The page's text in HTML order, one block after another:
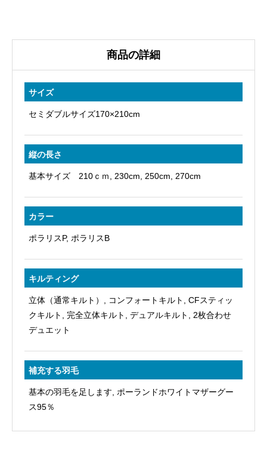
生
地
個
商品の詳細
サイズ
セミダブルサイズ170×210cm
縦の長さ
基本サイズ 210ｃｍ, 230cm, 250cm, 270cm
カラー
ポラリスP, ポラリスB
キルティング
立体（通常キルト）, コンフォートキルト, CFスティッ
クキルト, 完全立体キルト, デュアルキルト, 2枚合わせ
デュエット
補充する羽毛
基本の羽毛を足します, ポーランドホワイトマザーグー
ス95％